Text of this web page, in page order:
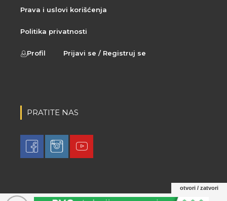
Prava i uslovi korišćenja
Politika privatnosti
Profil Prijavi se / Registruj se
PRATITE NAS
© 2021 LovaLova. All rights reserved.
otvori / zatvori